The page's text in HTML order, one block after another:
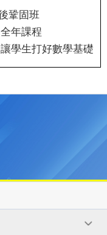
鞏固班
全年課程
讓學生打好數學基礎